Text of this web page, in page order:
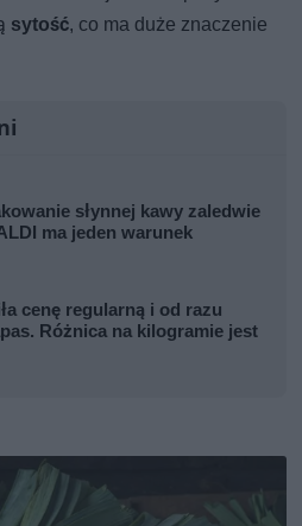
sytość, co ma duże znaczenie
słynnej kawy zaledwie
ma jeden warunek
cenę regularną i od razu
Różnica na kilogramie jest